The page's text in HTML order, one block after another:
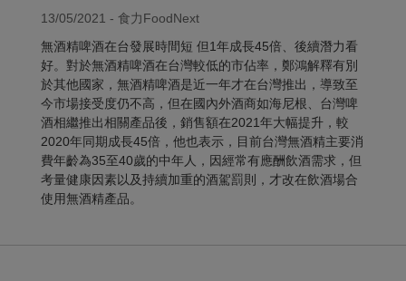
13/05/2021 - 食力FoodNext
無酒精啤酒在台發展時間短 但1年成長45倍、後續潛力看
好。對於無酒精啤酒在台灣較低的市佔率，鄭鴻解釋有別
於其他國家，無酒精啤酒是近一年才在台灣推出，導致至
今市場接受度仍不高，但在國內外酒商如海尼根、台灣啤
酒相繼推出相關產品後，銷售額在2021年大幅提升，較
2020年同期成長45倍，他也表示，目前台灣無酒精主要消
費年齡為35至40歲的中年人，因經常有應酬飲酒需求，但
考量健康因素以及持續加重的酒駕罰則，才改在飲酒場合
使用無酒精產品。